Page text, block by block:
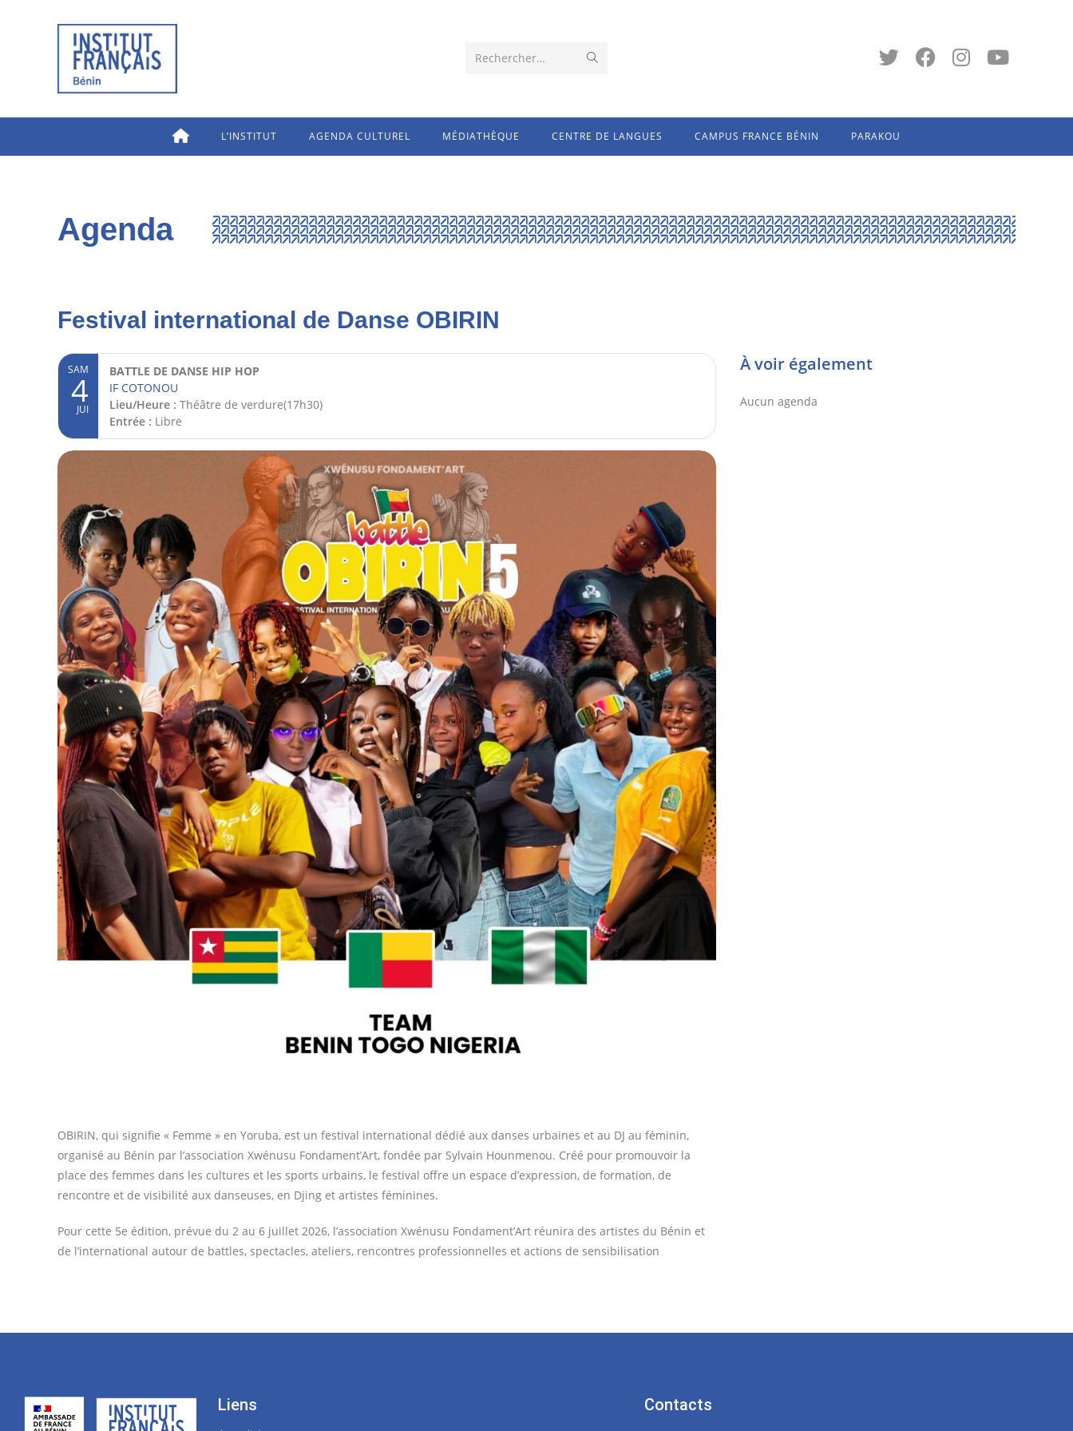
Rechercher…
L’INSTITUT AGENDA CULTUREL MÉDIATHÈQUE CENTRE DE LANGUES CAMPUS FRANCE BÉNIN PARAKOU
Agenda
Festival international de Danse OBIRIN
SAM
4
JUI
BATTLE DE DANSE HIP HOP
IF COTONOU
Lieu/Heure : Théâtre de verdure(17h30)
Entrée : Libre
OBIRIN, qui signifie « Femme » en Yoruba, est un festival international dédié aux danses urbaines et au DJ au féminin,
organisé au Bénin par l’association Xwénusu Fondament’Art, fondée par Sylvain Hounmenou. Créé pour promouvoir la
place des femmes dans les cultures et les sports urbains, le festival offre un espace d’expression, de formation, de
rencontre et de visibilité aux danseuses, en Djing et artistes féminines.
Pour cette 5e édition, prévue du 2 au 6 juillet 2026, l’association Xwénusu Fondament’Art réunira des artistes du Bénin et
de l’international autour de battles, spectacles, ateliers, rencontres professionnelles et actions de sensibilisation
À voir également
Aucun agenda
Liens Contacts